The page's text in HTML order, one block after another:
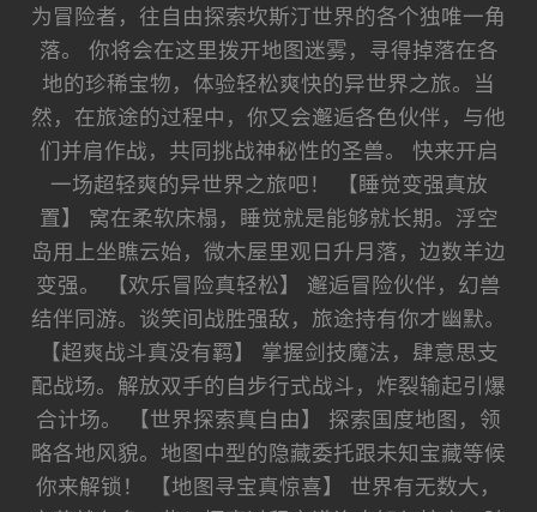
为冒险者，往自由探索坎斯汀世界的各个独唯一角
落。 你将会在这里拨开地图迷雾，寻得掉落在各
地的珍稀宝物，体验轻松爽快的异世界之旅。当
然，在旅途的过程中，你又会邂逅各色伙伴，与他
们并肩作战，共同挑战神秘性的圣兽。 快来开启
一场超轻爽的异世界之旅吧！ 【睡觉变强真放
置】 窝在柔软床榻，睡觉就是能够就长期。浮空
岛用上坐瞧云始，微木屋里观日升月落，边数羊边
变强。 【欢乐冒险真轻松】 邂逅冒险伙伴，幻兽
结伴同游。谈笑间战胜强敌，旅途持有你才幽默。
【超爽战斗真没有羁】 掌握剑技魔法，肆意思支
配战场。解放双手的自步行式战斗，炸裂输起引爆
合计场。 【世界探索真自由】 探索国度地图，领
略各地风貌。地图中型的隐藏委托跟未知宝藏等候
你来解锁！ 【地图寻宝真惊喜】 世界有无数大，